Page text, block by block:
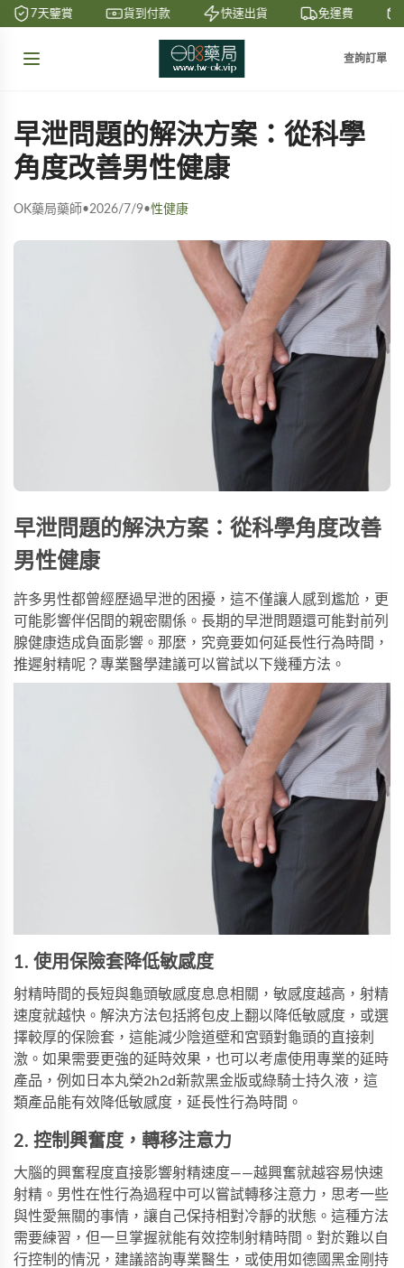
7天鑒賞 貨到付款 快速出貨 免運費
查詢訂單
早泄問題的解決方案：從科學
角度改善男性健康
OK藥局藥師•2026/7/9•性健康
早泄問題的解決方案：從科學角度改善
男性健康
許多男性都曾經歷過早泄的困擾，這不僅讓人感到尷尬，更
可能影響伴侶間的親密關係。長期的早泄問題還可能對前列
腺健康造成負面影響。那麼，究竟要如何延長性行為時間，
推遲射精呢？專業醫學建議可以嘗試以下幾種方法。
1. 使用保險套降低敏感度
射精時間的長短與龜頭敏感度息息相關，敏感度越高，射精
速度就越快。解決方法包括將包皮上翻以降低敏感度，或選
擇較厚的保險套，這能減少陰道壁和宮頸對龜頭的直接刺
激。如果需要更強的延時效果，也可以考慮使用專業的延時
產品，例如 日本丸榮2h2d新款黑金版或綠騎士持久液 ，這
類產品能有效降低敏感度，延長性行為時間。
2. 控制興奮度，轉移注意力
大腦的興奮程度直接影響射精速度——越興奮就越容易快速
射精。男性在性行為過程中可以嘗試轉移注意力，思考一些
與性愛無關的事情，讓自己保持相對冷靜的狀態。這種方法
需要練習，但一旦掌握就能有效控制射精時間。對於難以自
行控制的情況，建議諮詢專業醫生，或使用如德國黑金剛持